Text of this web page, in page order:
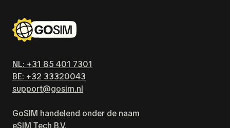
NL: +31 85 401 7301
BE: +32 33320043
support@gosim.nl
GoSIM handelend onder de naam